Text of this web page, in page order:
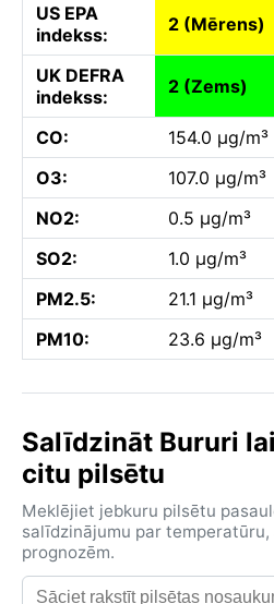
US EPA
indekss:
2 (Mērens)
UK DEFRA
indekss:
2 (Zems)
CO:
154.0 µg/m³
O3:
107.0 µg/m³
NO2:
0.5 µg/m³
SO2:
1.0 µg/m³
PM2.5:
21.1 µg/m³
PM10:
23.6 µg/m³
Salīdzināt Bururi
citu pilsētu
Meklējiet jebkuru pilsētu
salīdzinājumu par temperatūru,
prognozēm.